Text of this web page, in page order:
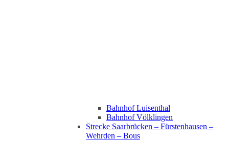
Bahnhof Luisenthal
Bahnhof Völklingen
Strecke Saarbrücken – Fürstenhausen –
Wehrden – Bous